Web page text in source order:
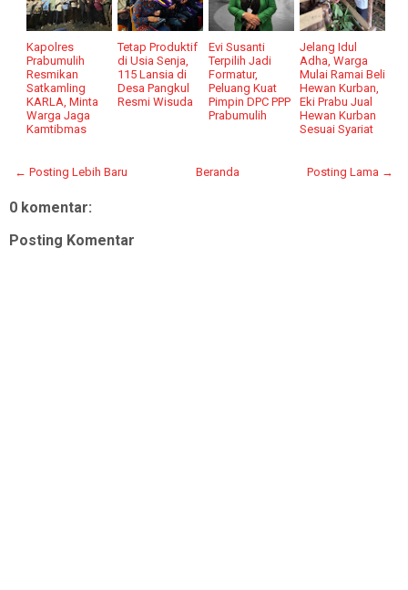
Kapolres
Prabumulih
Resmikan
Satkamling
KARLA, Minta
Warga Jaga
Kamtibmas
Tetap Produktif
di Usia Senja,
115 Lansia di
Desa Pangkul
Resmi Wisuda
Evi Susanti
Terpilih Jadi
Formatur,
Peluang Kuat
Pimpin DPC PPP
Prabumulih
Jelang Idul
Adha, Warga
Mulai Ramai Beli
Hewan Kurban,
Eki Prabu Jual
Hewan Kurban
Sesuai Syariat
← Posting Lebih Baru Posting Lama →
Beranda
0 komentar:
Posting Komentar